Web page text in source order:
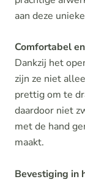
aan deze
Comfortabel
Dankzij het
zijn ze niet
prettig om te
daardoor niet
met de hand
maakt.
Bevestiging in